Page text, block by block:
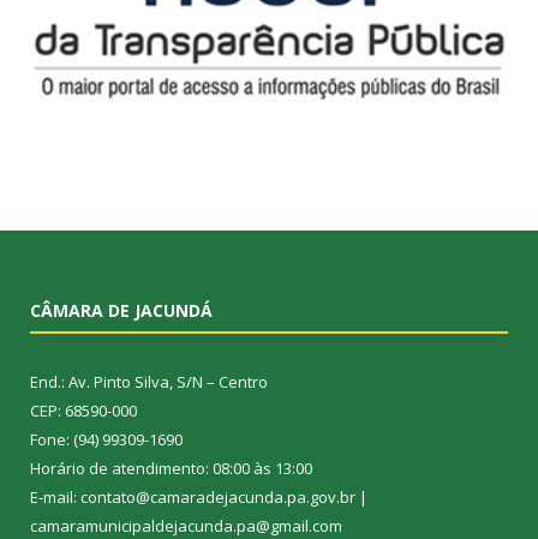
CÂMARA DE JACUNDÁ
End.: Av. Pinto Silva, S/N – Centro
CEP: 68590-000
Fone: (94) 99309-1690
Horário de atendimento: 08:00 às 13:00
E-mail: contato@camaradejacunda.pa.gov.br |
camaramunicipaldejacunda.pa@gmail.com